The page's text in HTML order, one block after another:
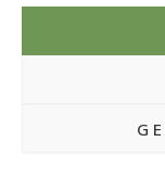
© 2026 DSI